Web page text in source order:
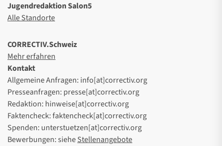
Jugendredaktion Salon5
Alle Standorte
CORRECTIV.Schweiz
Mehr erfahren
Kontakt
Allgemeine Anfragen: info[at]correctiv.org
Presseanfragen: presse[at]correctiv.org
Redaktion: hinweise[at]correctiv.org
Faktencheck: faktencheck[at]correctiv.org
Spenden: unterstuetzen[at]correctiv.org
Bewerbungen: sieheStellenangebote